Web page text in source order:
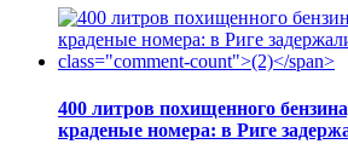
400 литров похищенного
краденые номера: в Риге